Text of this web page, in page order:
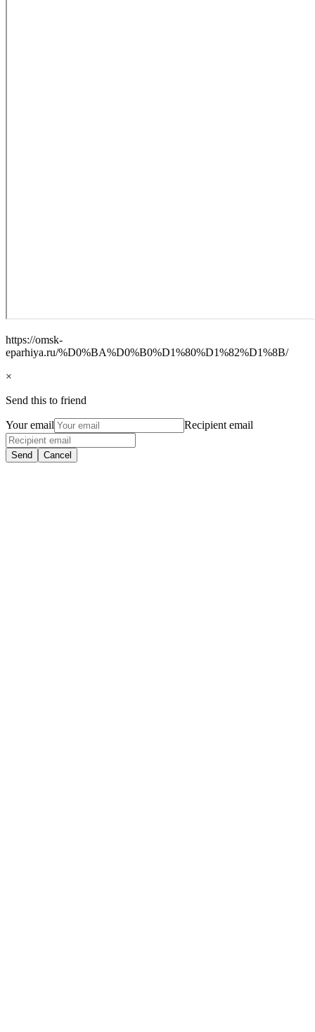
https://omsk-
eparhiya.ru/%D0%BA%D0%B0%D1%80%D1%82%D1%8B/
×
Send this to friend
Your email Recipient email
Send Cancel